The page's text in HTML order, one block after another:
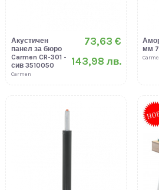
Акустичен
панел за бюро
Carmen CR-301 -
сив 3510050
Carmen
73,63 €
143,98 лв.
мм